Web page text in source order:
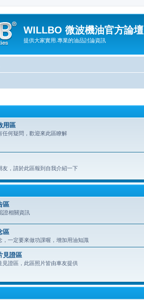
WILLBO 微波機油官方論壇
提供大家實用.專業的油品討論資訊
用區
任何疑問，歡迎來此區瞭解
友，請於此區報到自我介紹一下
區
證相關資訊
區
，一定要來做功課喔，增加用油知識
見證區
見證區，此區照片皆由車友提供